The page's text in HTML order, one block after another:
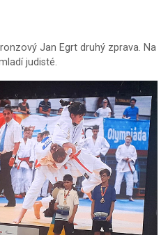
Jan Egrt druhý zprava. Na
judisté.